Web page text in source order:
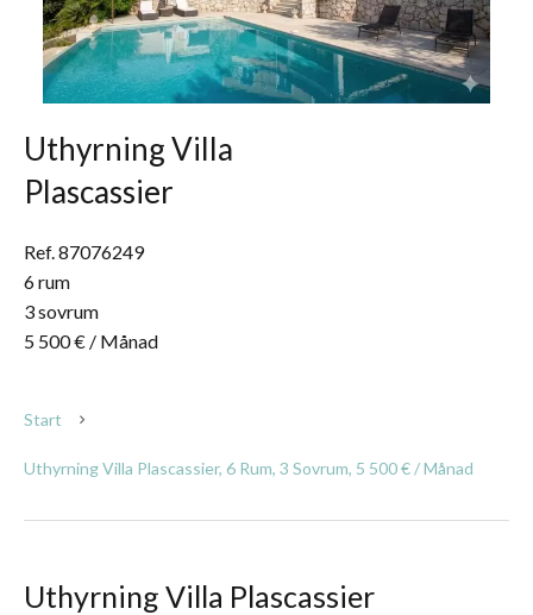
Uthyrning Villa
Plascassier
Ref. 87076249
6 rum
3 sovrum
5 500 € / Månad
Start
Uthyrning Villa Plascassier, 6 Rum, 3 Sovrum, 5 500 € / Månad
Uthyrning Villa Plascassier